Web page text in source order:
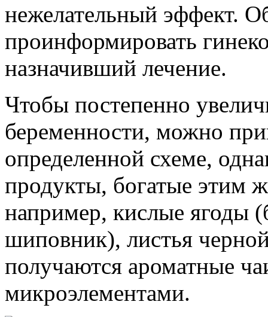
нежелательный эффект.
проинформировать
назначивший лечение.
Чтобы постепенно
беременности, можно
определенной схеме,
продукты, богатые этим
например, кислые ягоды
шиповник), листья
получаются ароматные
микроэлементами.